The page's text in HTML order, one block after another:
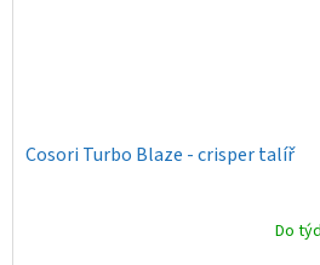
Cosori Turbo Blaze - crisper talíř
Do